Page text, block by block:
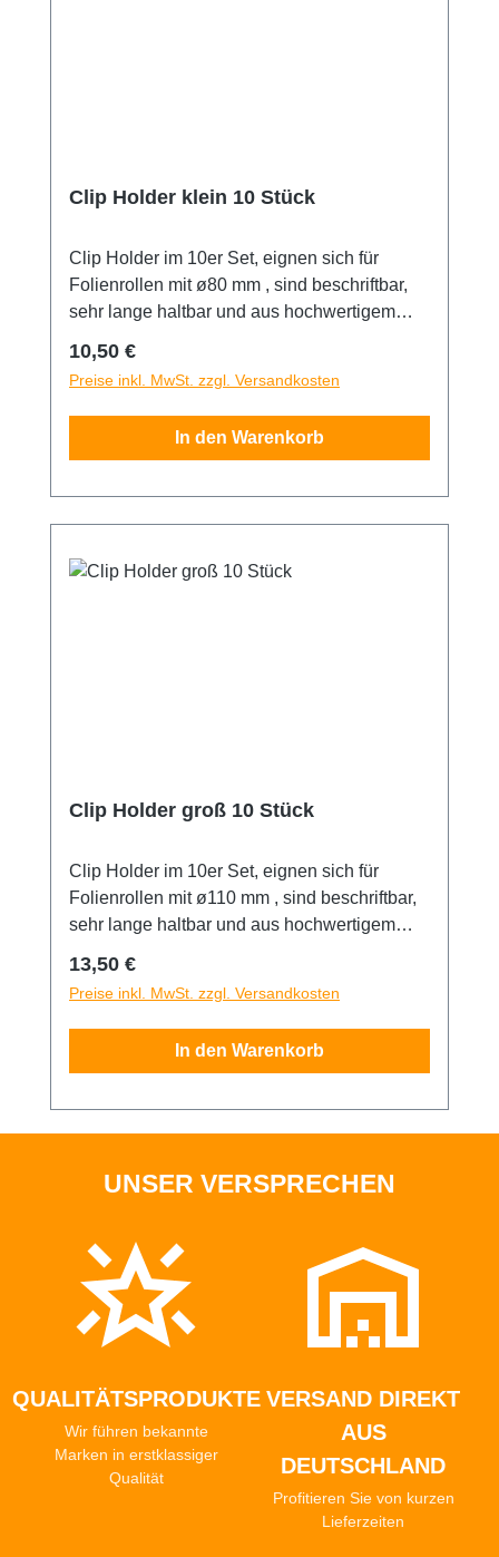
Clip Holder klein 10 Stück
Clip Holder im 10er Set, eignen sich für
Folienrollen mit ø80 mm , sind beschriftbar,
sehr lange haltbar und aus hochwertigem
Regulärer Preis:
10,50 €
Preise inkl. MwSt. zzgl. Versandkosten
In den Warenkorb
Clip Holder groß 10 Stück
Clip Holder im 10er Set, eignen sich für
Folienrollen mit ø110 mm , sind beschriftbar,
sehr lange haltbar und aus hochwertigem
Regulärer Preis:
13,50 €
Preise inkl. MwSt. zzgl. Versandkosten
In den Warenkorb
UNSER VERSPRECHEN
QUALITÄTSPRODUKTE
Wir führen bekannte
Marken in erstklassiger
Qualität
VERSAND DIREKT
AUS
DEUTSCHLAND
Profitieren Sie von kurzen
Lieferzeiten